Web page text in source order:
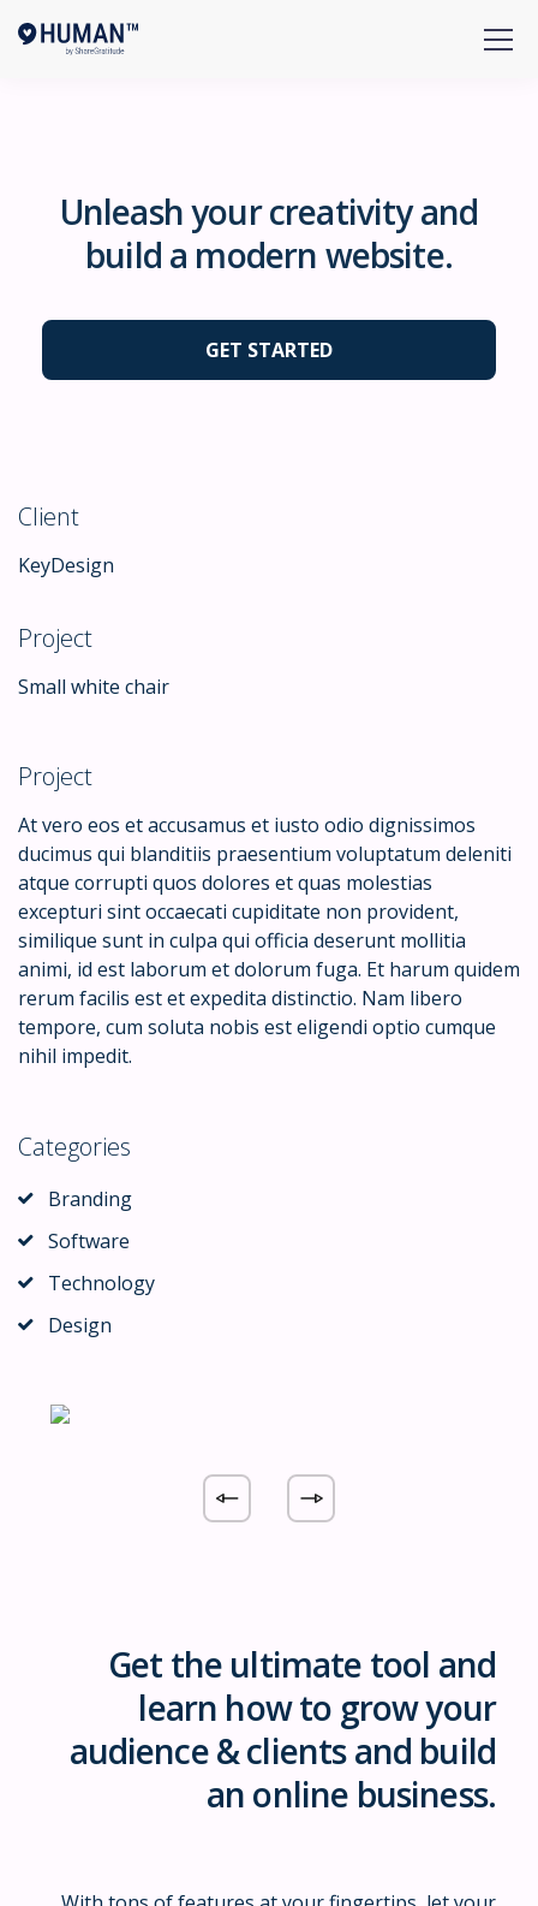
Unleash your creativity and
build a modern website.
GET STARTED
Client
KeyDesign
Project
Small white chair
Project
At vero eos et accusamus et iusto odio dignissimos
ducimus qui blanditiis praesentium voluptatum deleniti
atque corrupti quos dolores et quas molestias
excepturi sint occaecati cupiditate non provident,
similique sunt in culpa qui officia deserunt mollitia
animi, id est laborum et dolorum fuga. Et harum quidem
rerum facilis est et expedita distinctio. Nam libero
tempore, cum soluta nobis est eligendi optio cumque
nihil impedit.
Categories
Branding
Software
Technology
Design
Get the ultimate tool and
learn how to grow your
audience & clients and build
an online business.